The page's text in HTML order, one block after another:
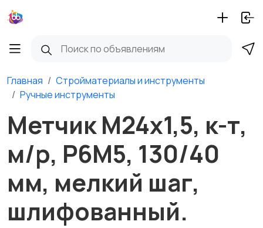
Главная
Стройматериалы и инструменты
Ручные инструменты
Метчик М24х1,5, к-т,
м/р, Р6М5, 130/40
мм, мелкий шаг,
шлифованный.